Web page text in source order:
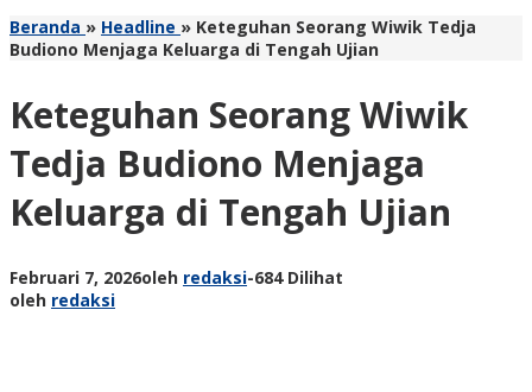
Beranda » Headline » Keteguhan Seorang Wiwik Tedja
Budiono Menjaga Keluarga di Tengah Ujian
Keteguhan Seorang Wiwik
Tedja Budiono Menjaga
Keluarga di Tengah Ujian
Februari 7, 2026oleh redaksi-684 Dilihat
oleh redaksi